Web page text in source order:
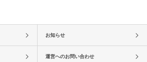
お知らせ
運営へのお問い合わせ